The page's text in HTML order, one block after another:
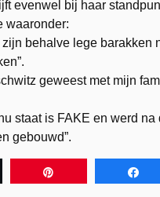
evenwel bij haar
waaronder:
zijn behalve lege barakken
geweest met mijn
staat is FAKE en werd
gebouwd”.